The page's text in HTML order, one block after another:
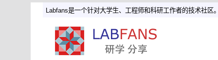
Labfans是一个针对大学生、工程师和科研工作者的技术社区